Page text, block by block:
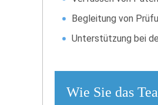
Begleitung von
Unterstützung bei
Wie Sie das